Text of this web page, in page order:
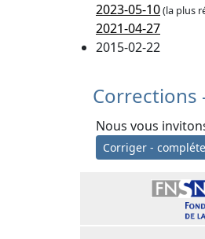
2023-05-10(la plus
2021-04-27
2015-02-22
Corrections
Nous vous
Corriger -